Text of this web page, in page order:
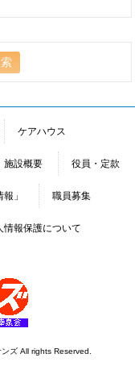
ケアハウス
施設概要 役員・定款
」 職員募集
情報保護について
ズ All rights Reserved.